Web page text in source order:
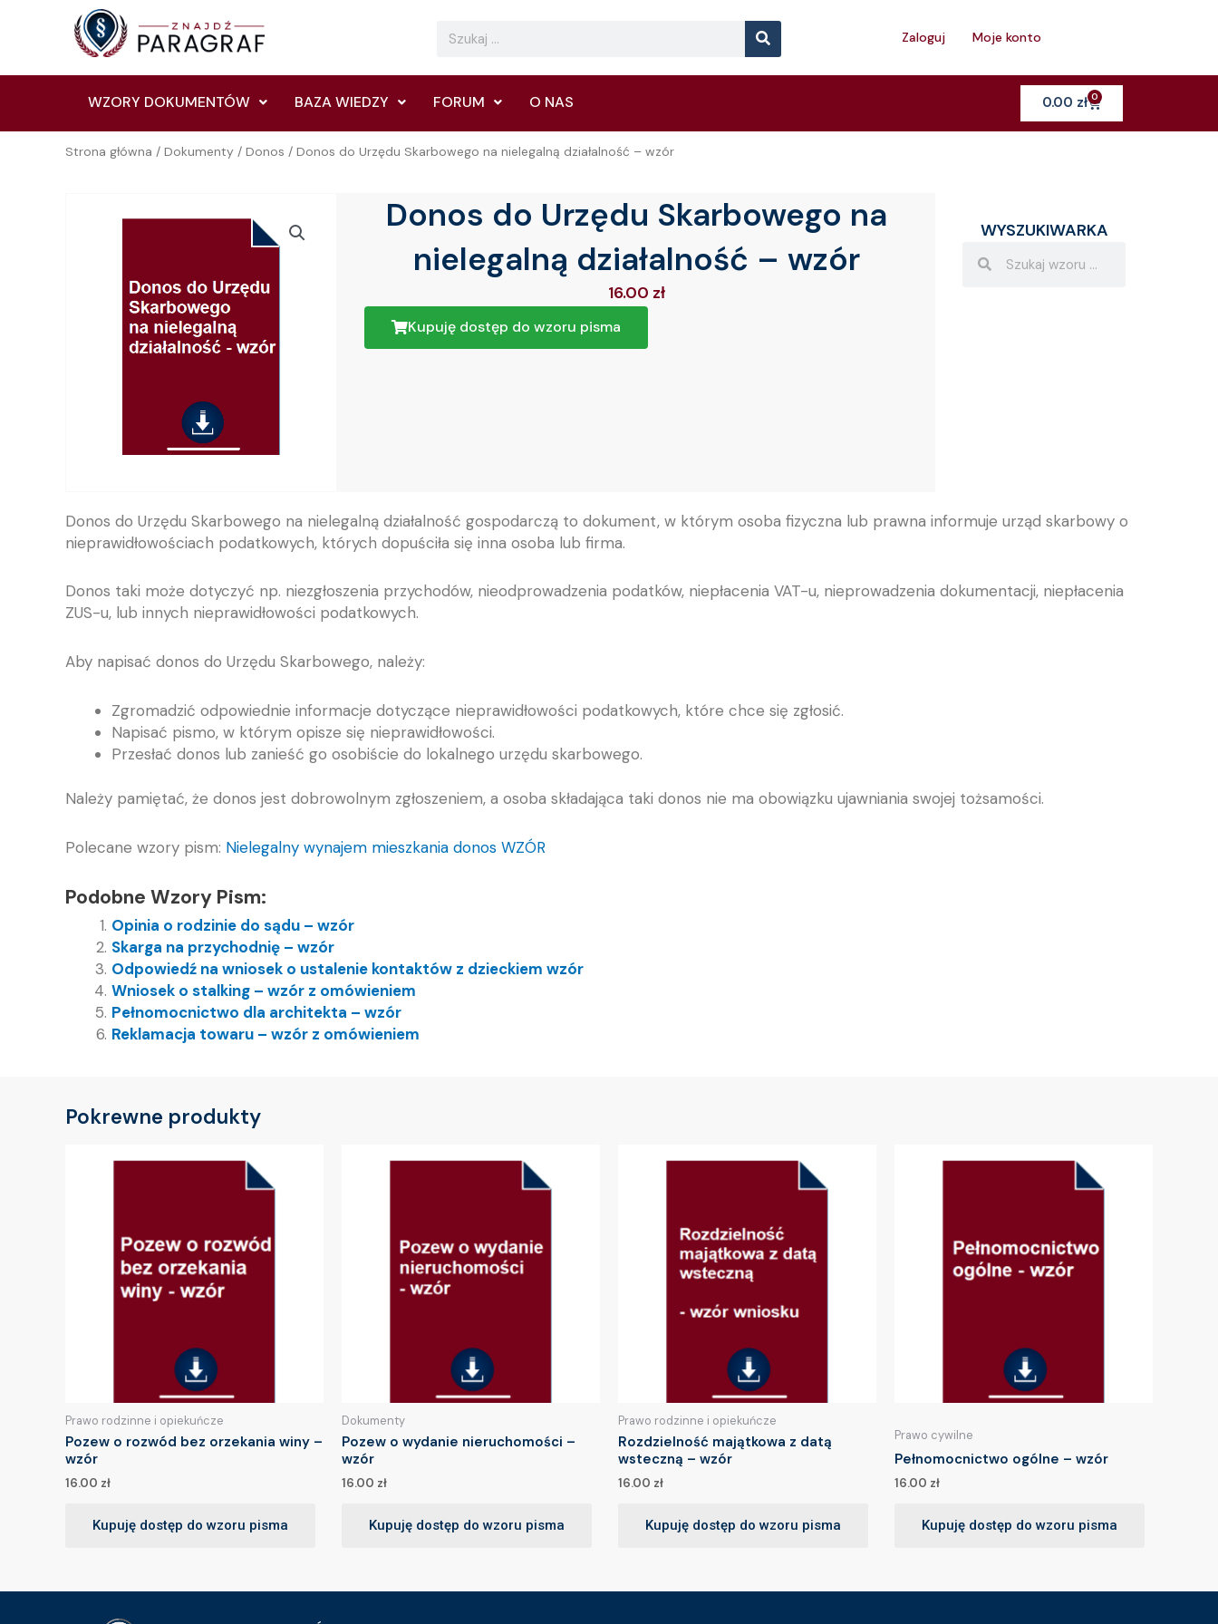
Search Search
Zaloguj Moje konto
WZORY DOKUMENTÓW BAZA WIEDZY FORUM O NAS 0.00 zł 0Cart
Strona główna / Dokumenty / Donos / Donos do Urzędu Skarbowego na nielegalną działalność – wzór
Donos do Urzędu Skarbowego na
nielegalną działalność – wzór
16.00 zł
Kupuję dostęp do wzoru pisma
WYSZUKIWARKA
Donos do Urzędu Skarbowego na nielegalną działalność gospodarczą to dokument, w którym osoba fizyczna lub prawna informuje urząd skarbowy o
nieprawidłowościach podatkowych, których dopuściła się inna osoba lub firma.
Donos taki może dotyczyć np. niezgłoszenia przychodów, nieodprowadzenia podatków, niepłacenia VAT-u, nieprowadzenia dokumentacji, niepłacenia
ZUS-u, lub innych nieprawidłowości podatkowych.
Aby napisać donos do Urzędu Skarbowego, należy:
Zgromadzić odpowiednie informacje dotyczące nieprawidłowości podatkowych, które chce się zgłosić.
Napisać pismo, w którym opisze się nieprawidłowości.
Przesłać donos lub zanieść go osobiście do lokalnego urzędu skarbowego.
Należy pamiętać, że donos jest dobrowolnym zgłoszeniem, a osoba składająca taki donos nie ma obowiązku ujawniania swojej tożsamości.
Polecane wzory pism: Nielegalny wynajem mieszkania donos WZÓR
Podobne Wzory Pism:
Opinia o rodzinie do sądu – wzór
Skarga na przychodnię – wzór
Odpowiedź na wniosek o ustalenie kontaktów z dzieckiem wzór
Wniosek o stalking – wzór z omówieniem
Pełnomocnictwo dla architekta – wzór
Reklamacja towaru – wzór z omówieniem
Pokrewne produkty
Prawo rodzinne i opiekuńcze
Pozew o rozwód bez orzekania winy –
wzór
16.00 zł
Kupuję dostęp do wzoru pisma
Dokumenty
Pozew o wydanie nieruchomości –
wzór
16.00 zł
Kupuję dostęp do wzoru pisma
Prawo rodzinne i opiekuńcze
Rozdzielność majątkowa z datą
wsteczną – wzór
16.00 zł
Kupuję dostęp do wzoru pisma
Prawo cywilne
Pełnomocnictwo ogólne – wzór
16.00 zł
Kupuję dostęp do wzoru pisma